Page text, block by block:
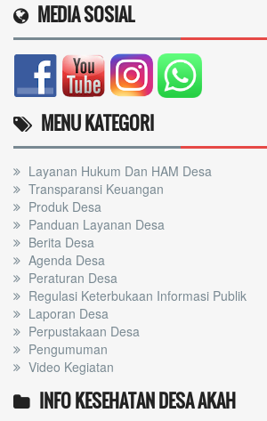
MEDIA SOSIAL
MENU KATEGORI
Layanan Hukum Dan HAM Desa
Transparansi Keuangan
Produk Desa
Panduan Layanan Desa
Berita Desa
Agenda Desa
Peraturan Desa
Regulasi Keterbukaan Informasi Publik
Laporan Desa
Perpustakaan Desa
Pengumuman
Video Kegiatan
INFO KESEHATAN DESA AKAH